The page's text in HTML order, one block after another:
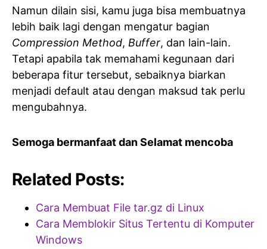
Namun dilain sisi, kamu juga bisa membuatnya
lebih baik lagi dengan mengatur bagian
Compression Method, Buffer, dan lain-lain.
Tetapi apabila tak memahami kegunaan dari
beberapa fitur tersebut, sebaiknya biarkan
menjadi default atau dengan maksud tak perlu
mengubahnya.
Semoga bermanfaat dan Selamat mencoba
Related Posts:
Cara Membuat File tar.gz di Linux
Cara Memblokir Situs Tertentu di Komputer
Windows